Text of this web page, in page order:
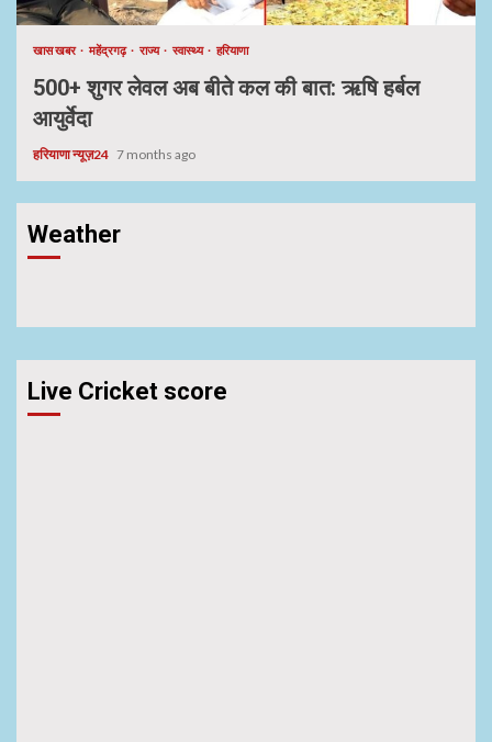
खास खबर महेंद्रगढ़ राज्य स्वास्थ्य हरियाणा
500+ शुगर लेवल अब बीते कल की बात: ऋषि हर्बल
आयुर्वेदा
हरियाणा न्यूज़24 7 months ago
Weather
Live Cricket score